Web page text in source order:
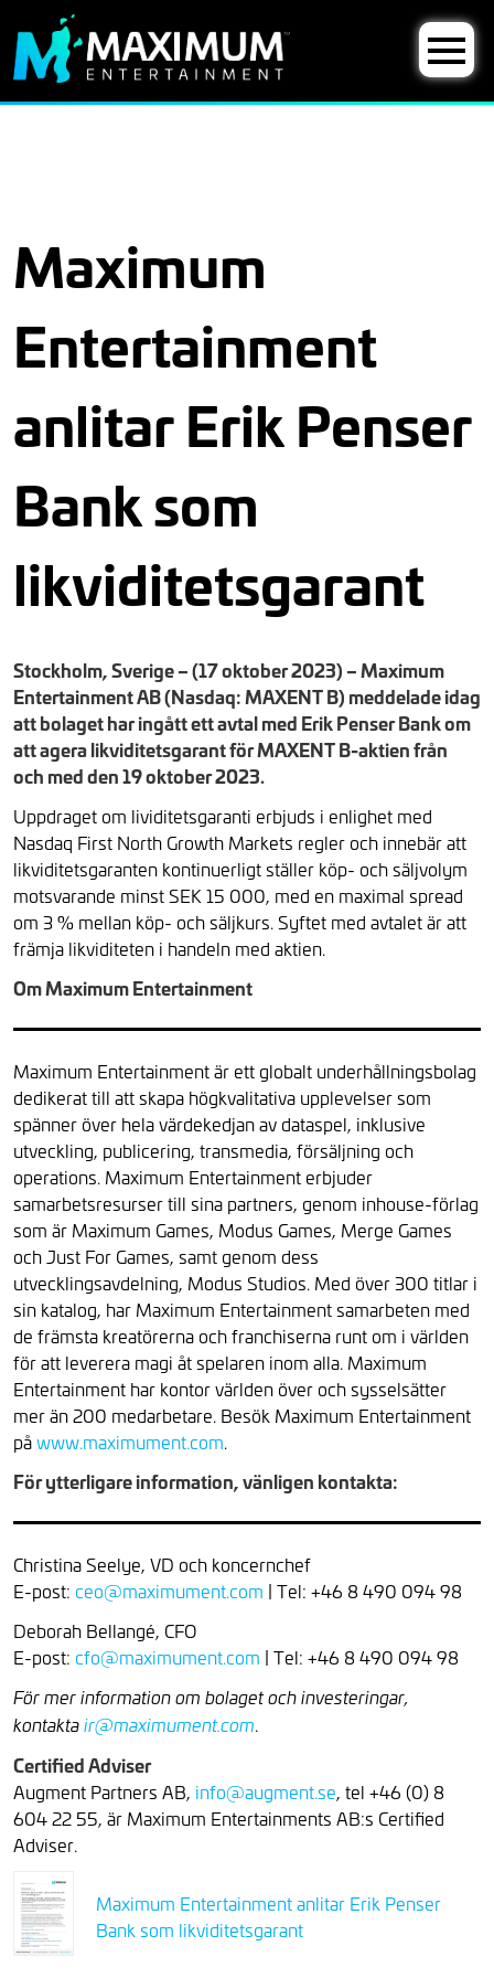
Maximum
Entertainment
anlitar Erik Penser
Bank som
likviditetsgarant
Stockholm, Sverige – (17 oktober 2023) – Maximum
Entertainment AB (Nasdaq: MAXENT B) meddelade idag
att bolaget har ingått ett avtal med Erik Penser Bank om
att agera likviditetsgarant för MAXENT B-aktien från
och med den 19 oktober 2023.
Uppdraget om lividitetsgaranti erbjuds i enlighet med
Nasdaq First North Growth Markets regler och innebär att
likviditetsgaranten kontinuerligt ställer köp- och säljvolym
motsvarande minst SEK 15 000, med en maximal spread
om 3 % mellan köp- och säljkurs. Syftet med avtalet är att
främja likviditeten i handeln med aktien.
Om Maximum Entertainment
Maximum Entertainment är ett globalt underhållningsbolag
dedikerat till att skapa högkvalitativa upplevelser som
spänner över hela värdekedjan av dataspel, inklusive
utveckling, publicering, transmedia, försäljning och
operations. Maximum Entertainment erbjuder
samarbetsresurser till sina partners, genom inhouse-förlag
som är Maximum Games, Modus Games, Merge Games
och Just For Games, samt genom dess
utvecklingsavdelning, Modus Studios. Med över 300 titlar i
sin katalog, har Maximum Entertainment samarbeten med
de främsta kreatörerna och franchiserna runt om i världen
för att leverera magi åt spelaren inom alla. Maximum
Entertainment har kontor världen över och sysselsätter
mer än 200 medarbetare. Besök Maximum Entertainment
påwww.maximument.com.
För ytterligare information, vänligen kontakta:
Christina Seelye, VD och koncernchef
E-post: ceo@maximument.com | Tel: +46 8 490 094 98
Deborah Bellangé, CFO
E-post: cfo@maximument.com | Tel: +46 8 490 094 98
För mer information om bolaget och investeringar,
kontaktair@maximument.com.
Certified Adviser
Augment Partners AB, info@augment.se, tel +46 (0) 8
604 22 55, är Maximum Entertainments AB:s Certified
Adviser.
Maximum Entertainment anlitar Erik Penser
Bank som likviditetsgarant